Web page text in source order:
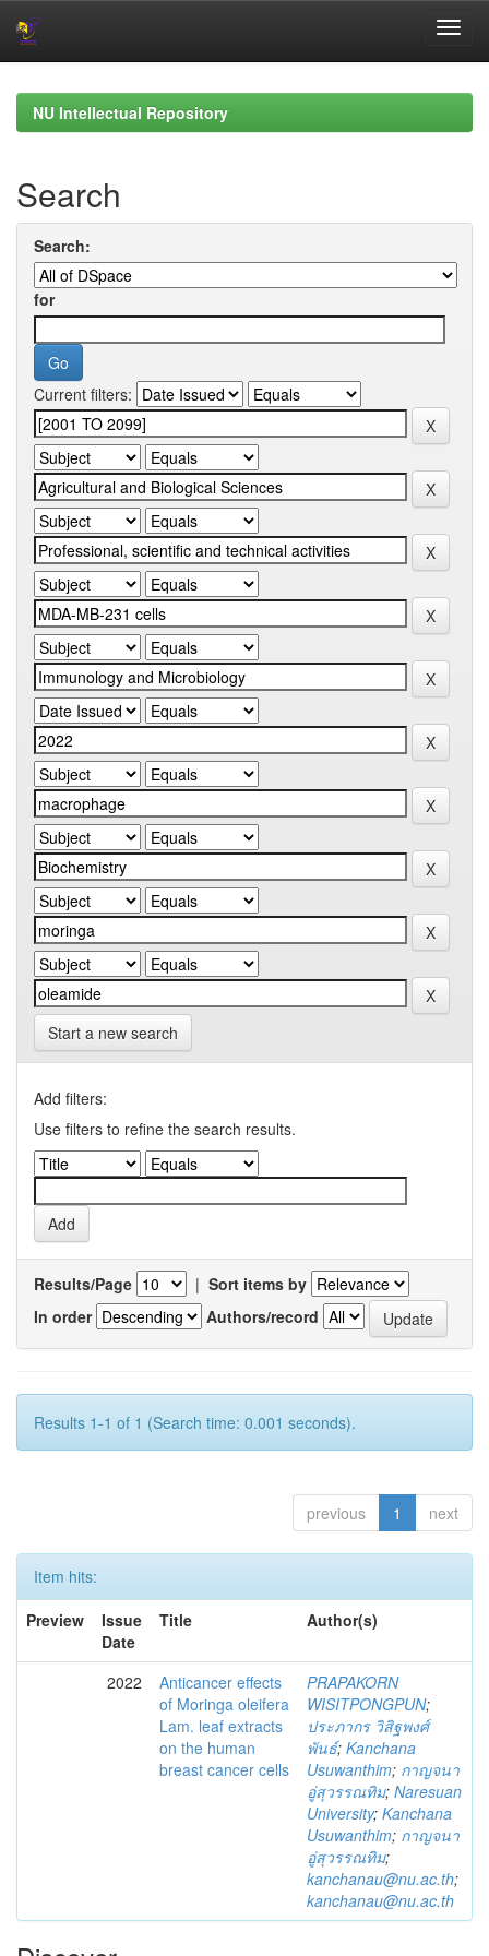
navigationNU Intellectual Repository
Search
Search:
for
Current filters:
Start a new search
Add filters:
Use filters to refine the search results.
Results/Page | Sort items by
In order
Authors/record
Results 1-1 of 1 (Search time: 0.001 seconds).
previous 1 next
Item hits:
Preview
Issue
Date
Title Author(s)
2022
Anticancer effects
of Moringa oleifera
Lam. leaf extracts
on the human
breast cancer cells
PRAPAKORN
WISITPONGPUN;
ประภากร วิสิฐพงศ์
พันธ์; Kanchana
Usuwanthim; กาญจนา
อู่สุวรรณทิม; Naresuan
University; Kanchana
Usuwanthim; กาญจนา
อู่สุวรรณทิม;
kanchanau@nu.ac.th;
kanchanau@nu.ac.th